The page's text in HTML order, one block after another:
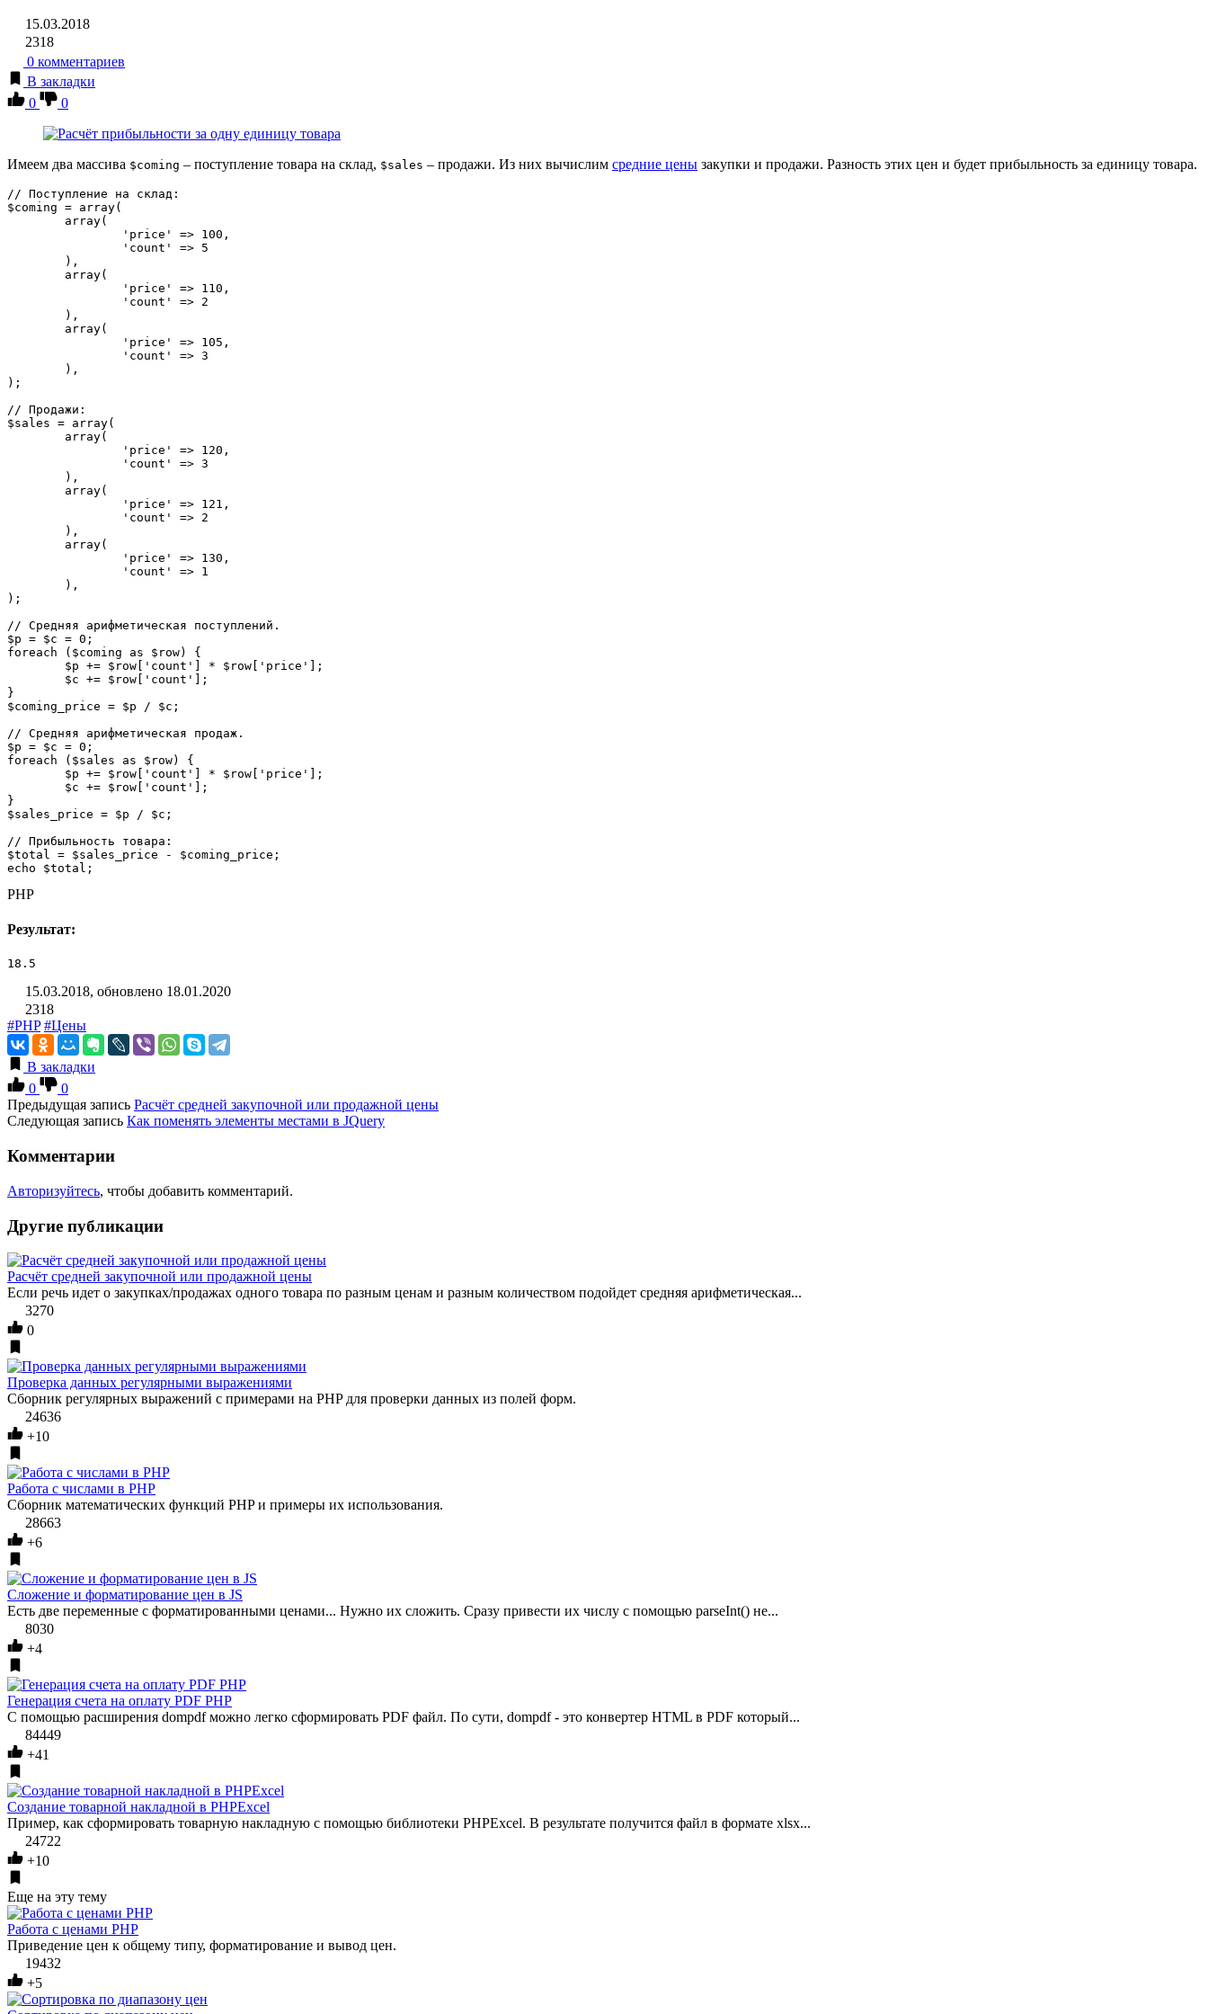
15.03.2018
2318
0 комментариев
В закладки
0
0
Имеем два массива $coming – поступление товара на склад, $sales – продажи. Из них вычислим средние цены закупки и продажи. Разность этих цен и будет прибыльность за единицу товара.
// Поступление на склад:
$coming = array(
);
// Продажи:
$sales = array(
);
// Средняя арифметическая поступлений.
$p = $c = 0;
foreach ($coming as $row) {
}
$coming_price = $p / $c;
// Средняя арифметическая продаж.
$p = $c = 0;
foreach ($sales as $row) {
}
$sales_price = $p / $c;
// Прибыльность товара:
$total = $sales_price - $coming_price;
echo $total;
PHP
Результат:
18.5
15.03.2018, обновлено 18.01.2020
2318
#PHP #Цены
В закладки
0
0
Предыдущая запись Расчёт средней закупочной или продажной цены
Следующая запись Как поменять элементы местами в JQuery
Комментарии
Авторизуйтесь, чтобы добавить комментарий.
Другие публикации
Расчёт средней закупочной или продажной цены
Если речь идет о закупках/продажах одного товара по разным ценам и разным количеством подойдет средняя арифметическая...
3270
0
Проверка данных регулярными выражениями
Сборник регулярных выражений с примерами на PHP для проверки данных из полей форм.
24636
+10
Работа с числами в PHP
Сборник математических функций PHP и примеры их использования.
28663
+6
Сложение и форматирование цен в JS
Есть две переменные с форматированными ценами... Нужно их сложить. Сразу привести их числу с помощью parseInt() не...
8030
+4
Генерация счета на оплату PDF PHP
С помощью расширения dompdf можно легко сформировать PDF файл. По сути, dompdf - это конвертер HTML в PDF который...
84449
+41
Создание товарной накладной в PHPExcel
Пример, как сформировать товарную накладную с помощью библиотеки PHPExcel. В результате получится файл в формате xlsx...
24722
+10
Еще на эту тему
Работа с ценами PHP
Приведение цен к общему типу, форматирование и вывод цен.
19432
+5